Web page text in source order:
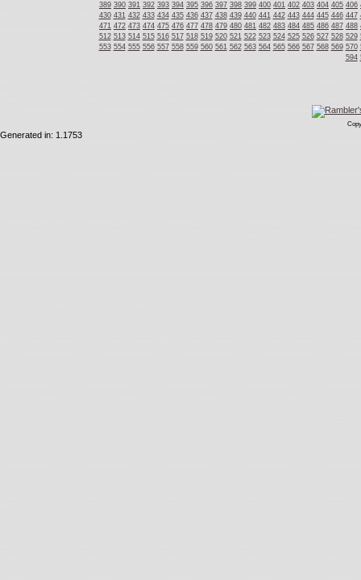
389 390 391 392 393 394 395 396 397 398 399 400 401 402 403 404 405 406
430 431 432 433 434 435 436 437 438 439 440 441 442 443 444 445 446 447
471 472 473 474 475 476 477 478 479 480 481 482 483 484 485 486 487 488
512 513 514 515 516 517 518 519 520 521 522 523 524 525 526 527 528 529
553 554 555 556 557 558 559 560 561 562 563 564 565 566 567 568 569 570
594
Generated in: 1.1753